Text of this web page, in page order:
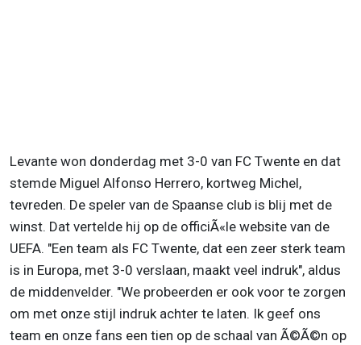
Levante won donderdag met 3-0 van FC Twente en dat
stemde Miguel Alfonso Herrero, kortweg Michel,
tevreden. De speler van de Spaanse club is blij met de
winst. Dat vertelde hij op de officiÃ«le website van de
UEFA. "Een team als FC Twente, dat een zeer sterk team
is in Europa, met 3-0 verslaan, maakt veel indruk", aldus
de middenvelder. "We probeerden er ook voor te zorgen
om met onze stijl indruk achter te laten. Ik geef ons
team en onze fans een tien op de schaal van Ã©Ã©n op